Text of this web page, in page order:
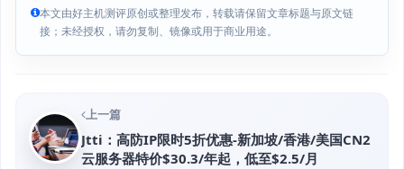
本文由好主机测评原创或整理发布，转载请保留文章标题与原文链
接；未经授权，请勿复制、镜像或用于商业用途。
上一篇
Jtti：高防IP限时5折优惠-新加坡/香港/美国CN2
云服务器特价$30.3/年起，低至$2.5/月